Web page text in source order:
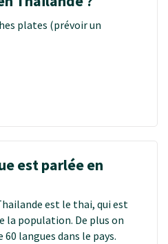
plates (prévoir un
est parlée en
est le thai, qui est
la population. De plus on
langues dans le pays.